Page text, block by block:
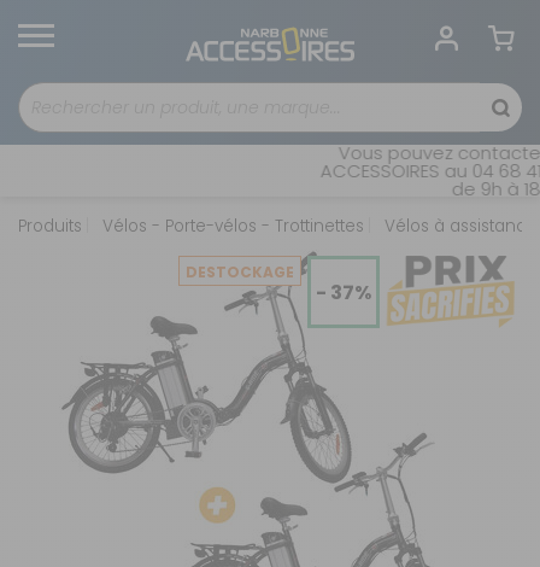
Vous pouvez contacter
ACCESSOIRES au 04 68
de 9h à
Produits Vélos - Porte-vélos - Trottinettes Vélos à
DESTOCKAGE
- 37%